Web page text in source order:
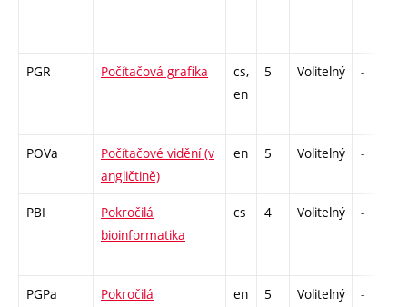
PGR Počítačová grafika
cs,
en
5 Volitelný -
POVa
Počítačové vidění (v
angličtině)
en 5 Volitelný -
PBI
Pokročilá
bioinformatika
cs 4 Volitelný -
PGPa
Pokročilá
en 5 Volitelný -